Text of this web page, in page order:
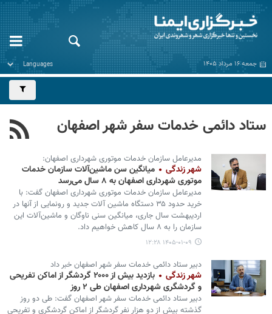
جمعه ۱۶ مرداد ۱۴۰۵
ستاد دائمی خدمات سفر شهر اصفهان
مدیرعامل سازمان خدمات موتوری شهرداری اصفهان:
شهر زندگی
میانگین سن ماشین‌آلات سازمان خدمات
موتوری شهرداری اصفهان به ۸ سال می‌رسد
مدیرعامل سازمان خدمات موتوری شهرداری اصفهان گفت: با
خرید حدود ۳۵ دستگاه ماشین آلات جدید و رونمایی از آنها در
اردیبهشت سال جاری، میانگین سنی ناوگان و ماشین‌آلات این
سازمان را به ۸ سال کاهش خواهیم داد.
۱۴۰۵-۰۱-۰۹ ۱۲:۲۸
دبیر ستاد دائمی خدمات سفر شهر اصفهان خبر داد
شهر زندگی
بازدید بیش از ۲۰۰۰ گردشگر از اماکن تفریحی
و گردشگری شهرداری اصفهان طی ۲ روز
دبیر ستاد دائمی خدمات سفر شهر اصفهان گفت: طی دو روز
گذشته بیش از دو هزار نفر گردشگر از اماکن گردشگری و تفریحی